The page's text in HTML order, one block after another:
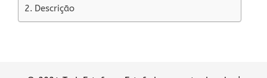
Descrição